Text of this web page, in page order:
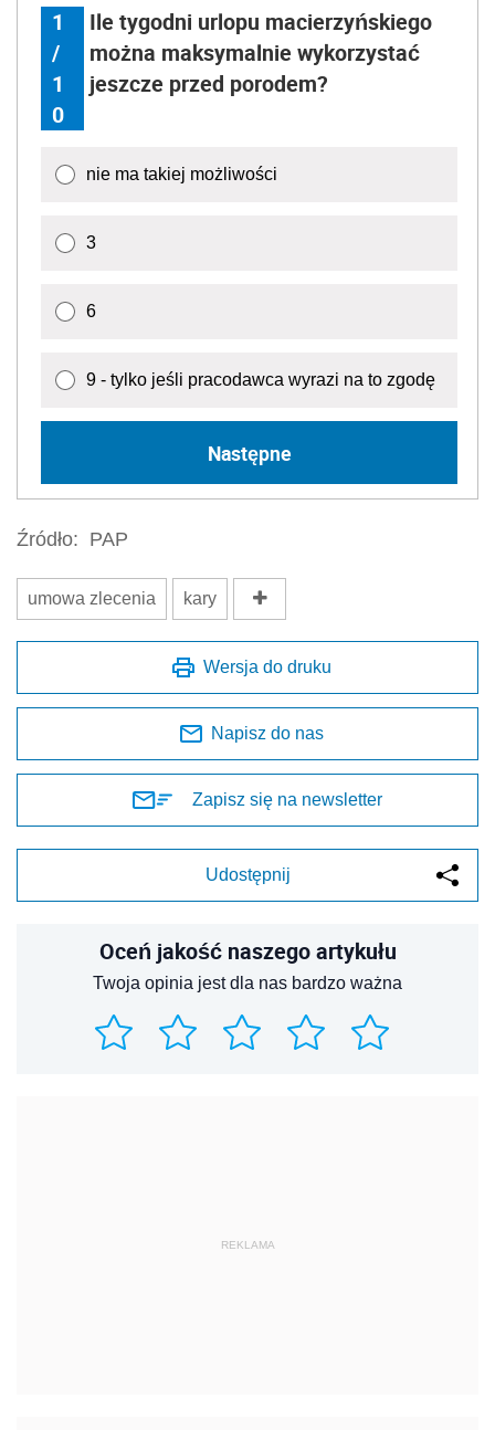
1
/
1
0
Ile tygodni urlopu macierzyńskiego
można maksymalnie wykorzystać
jeszcze przed porodem?
nie ma takiej możliwości
3
6
9 - tylko jeśli pracodawca wyrazi na to zgodę
Następne
Źródło: PAP
umowa zlecenia kary
Wersja do druku
Napisz do nas
Zapisz się na newsletter
Udostępnij
Oceń jakość naszego artykułu
Twoja opinia jest dla nas bardzo ważna
REKLAMA